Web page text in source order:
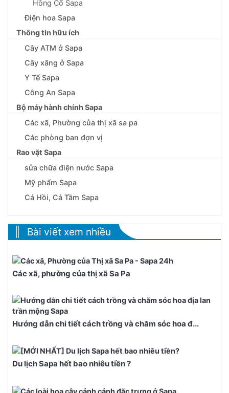
Hồng Cổ Sapa
Điện hoa Sapa
Thông tin hữu ích
Cây ATM ở Sapa
Cây xăng ở Sapa
Y Tế Sapa
Công An Sapa
Bộ máy hành chính Sapa
Các xã, Phường của thị xã sa pa
Các phòng ban đợn vị
Rao vặt Sapa
sửa chữa điện nước Sapa
Mỹ phẩm Sapa
Cá Hồi, Cá Tầm Sapa
Bài viết xem nhiều
Các xã, phường của thị xã Sa Pa
Hướng dẫn chi tiết cách trồng và chăm sóc hoa đ...
Du lịch Sapa hết bao nhiêu tiền ?